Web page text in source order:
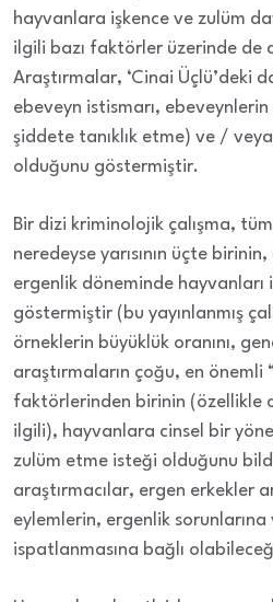
hayvanlara işkence ve zulüm
ilgili bazı faktörler üzerinde de
Araştırmalar, ‘Cinai Üçlü’deki
ebeveyn istismarı,
şiddete tanıklık etme) ve /
olduğunu göstermiştir.
Bir dizi kriminolojik çalışma,
neredeyse yarısının üçte
ergenlik döneminde
göstermiştir (bu yayınlanmış
örneklerin büyüklük oranını,
araştırmaların çoğu, en önemli
faktörlerinden birinin (özellikle
ilgili), hayvanlara cinsel bir
zulüm etme isteği olduğunu
araştırmacılar, ergen erkekler
eylemlerin, ergenlik sorunlarına
ispatlanmasına bağlı